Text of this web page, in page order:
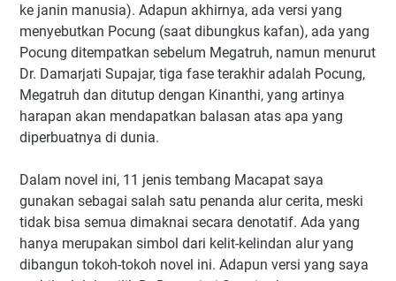
ke janin manusia). Adapun akhirnya, ada versi yang
menyebutkan Pocung (saat dibungkus kafan), ada yang
Pocung ditempatkan sebelum Megatruh, namun menurut
Dr. Damarjati Supajar, tiga fase terakhir adalah Pocung,
Megatruh dan ditutup dengan Kinanthi, yang artinya
harapan akan mendapatkan balasan atas apa yang
diperbuatnya di dunia.
Dalam novel ini, 11 jenis tembang Macapat saya
gunakan sebagai salah satu penanda alur cerita, meski
tidak bisa semua dimaknai secara denotatif. Ada yang
hanya merupakan simbol dari kelit-kelindan alur yang
dibangun tokoh-tokoh novel ini. Adapun versi yang saya